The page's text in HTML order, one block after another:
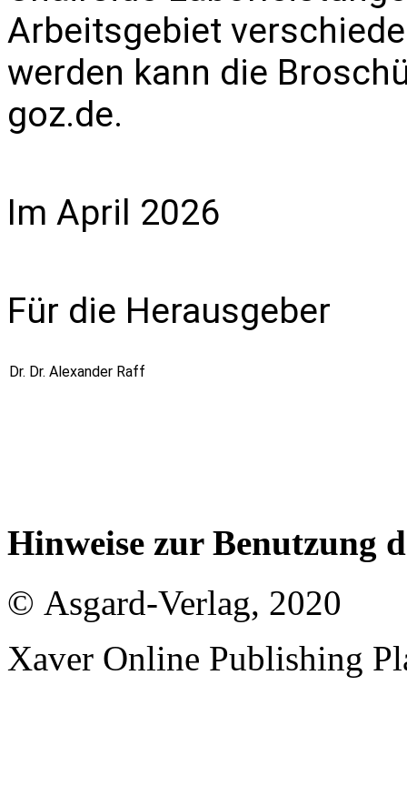
Arbeitsgebiet
werden kann die
goz.de.
Im April 2026
Für die Herausgeber
Dr. Dr. Alexander Raff
Hinweise zur Benutzung
© Asgard-Verlag, 2020
Xaver Online Publishing